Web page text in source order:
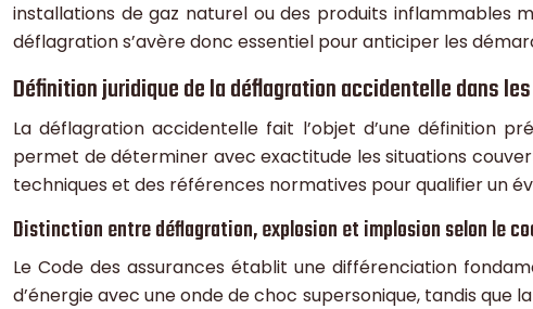
installations de gaz naturel ou des produits inflammables
déflagration s’avère donc essentiel pour anticiper les
Définition juridique de la déflagration accidentelle dans
La déflagration accidentelle fait l’objet d’une définition
permet de déterminer avec exactitude les situations
techniques et des références normatives pour qualifier un
Distinction entre déflagration, explosion et implosion selon le
Le Code des assurances établit une différenciation
d’énergie avec une onde de choc supersonique, tandis que la